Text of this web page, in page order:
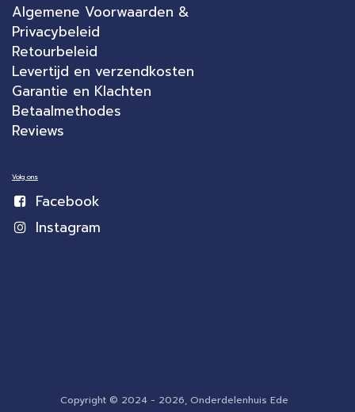
Algemene Voorwaarden &
Privacybeleid
Retourbeleid
Levertijd en verzendkosten
Garantie en Klachten
Betaalmethodes
Reviews
Volg ons
Facebook
Instagram
Copyright © 2024 - 2026, Onderdelenhuis Ede